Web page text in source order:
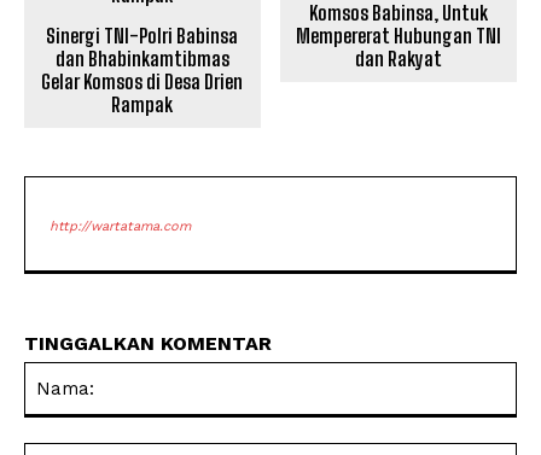
Sinergi TNI-Polri Babinsa
dan Bhabinkamtibmas
Gelar Komsos di Desa Drien
Rampak
Komsos Babinsa, Untuk
Mempererat Hubungan TNI
dan Rakyat
http://wartatama.com
TINGGALKAN KOMENTAR